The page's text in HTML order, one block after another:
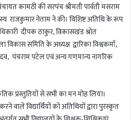
कामठी की सरपंच श्रीमती पार्वती मसराम
राजकुमार नेताम ने की। विशिष्ट अतिथि के रूप
दीपक ठाकुर, विकासखंड श्रोत
समिति के अध्यक्ष द्वारिका विश्वकर्मा,
पंचराम पटेल एवं अन्य गणमान्य नागरिक
प्रस्तुतियों से सभी का मन मोह लिया।
वाले विद्यार्थियों को अतिथियों द्वारा पुरस्कृत